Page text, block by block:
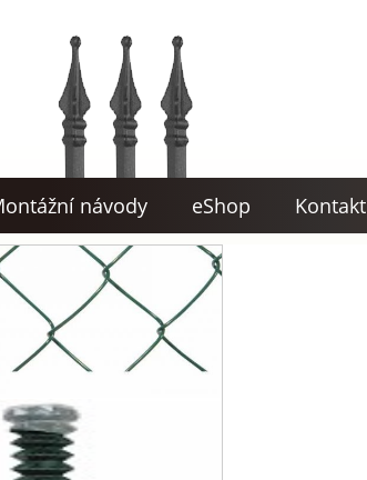
návody eShop Kontakt